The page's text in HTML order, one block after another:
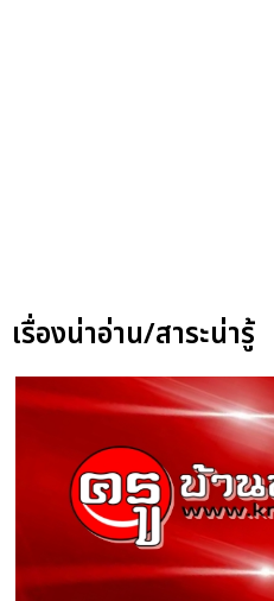
เรื่องน่าอ่าน/สาระน่ารู้